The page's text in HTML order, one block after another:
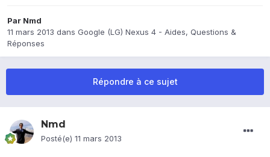
Par Nmd
11 mars 2013 dans Google (LG) Nexus 4 - Aides, Questions &
Réponses
Répondre à ce sujet
Nmd
Posté(e) 11 mars 2013